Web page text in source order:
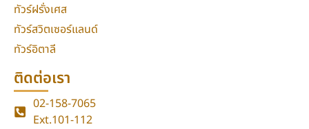
ทัวร์ฝรั่งเศส
ทัวร์สวิตเซอร์แลนด์
ทัวร์อิตาลี
ติดต่อเรา
02-158-7065
Ext.101-112